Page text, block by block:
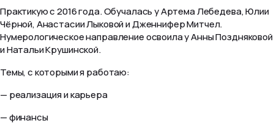
Практикую с 2016 года. Обучалась у Артема Лебедева, Юлии
Чёрной, Анастасии Лыковой и Дженнифер Митчел.
Нумерологическое направление освоила у Анны Поздняковой
и Натальи Крушинской.
Темы, с которыми я работаю:
— реализация и карьера
— финансы